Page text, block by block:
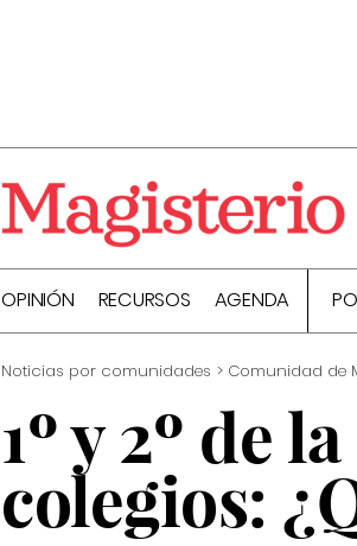
OPINIÓN RECURSOS AGENDA
Noticias por comunidades Comunidad de
1º y 2º de
colegios: